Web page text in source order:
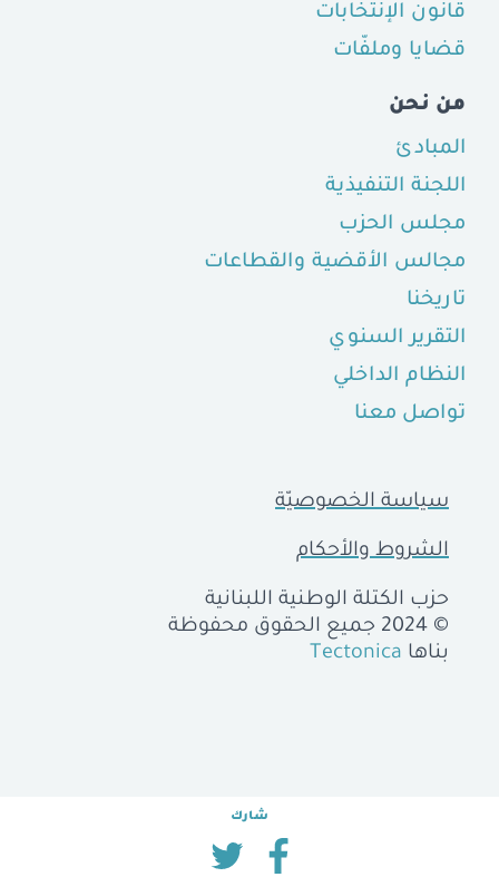
شارك
قانون الإنتخابات
قضايا وملفّات
من نحن
المبادئ
اللجنة التنفيذية
مجلس الحزب
مجالس الأقضية والقطاعات
تاريخنا
التقرير السنوي
النظام الداخلي
تواصل معنا
سياسة الخصوصيّة
الشروط والأحكام
حزب الكتلة الوطنية اللبنانية
© 2024 جميع الحقوق محفوظة
بناها Tectonica